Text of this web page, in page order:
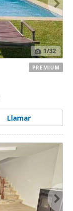
1/32
Llamar
PREMIUM